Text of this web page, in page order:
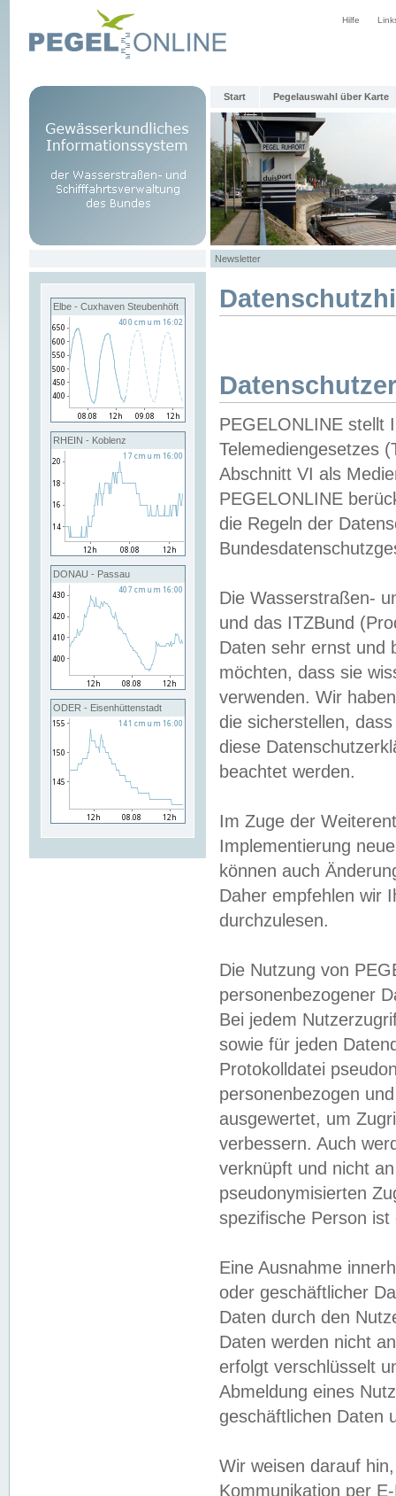
Hilfe
Start Pegelauswahl über Karte
Newsletter
Elbe - Cuxhaven Steubenhöft
RHEIN - Koblenz
DONAU - Passau
ODER - Eisenhüttenstadt
PEGELONLINE stellt
Telemediengesetzes
Abschnitt VI als
PEGELONLINE
die Regeln der
Die Wasserstraßen-
und das ITZBund
Daten sehr ernst und
möchten, dass sie
verwenden. Wir
die sicherstellen,
diese
beachtet werden.
Im Zuge der
Implementierung
können auch
Daher empfehlen wir
durchzulesen.
Die Nutzung von
personenbezogener
Bei jedem
sowie für jeden
Protokolldatei
personenbezogen
ausgewertet, um
verbessern. Auch
verknüpft und nicht
pseudonymisierten
spezifische Person
Eine Ausnahme
oder geschäftlicher
Daten durch den
Daten werden nicht
erfolgt verschlüsselt
Abmeldung eines
geschäftlichen Daten
Wir weisen darauf
Kommunikation per